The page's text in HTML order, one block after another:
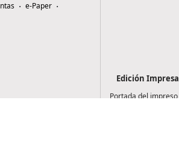
e-Paper
Edición Impresa
Portada del impreso